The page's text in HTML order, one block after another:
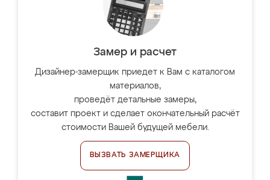
Замер и расчет
Дизайнер-замерщик приедет к Вам с каталогом
материалов,
проведёт детальные замеры,
составит проект и сделает окончательный расчёт
стоимости Вашей будущей мебели.
ВЫЗВАТЬ ЗАМЕРЩИКА